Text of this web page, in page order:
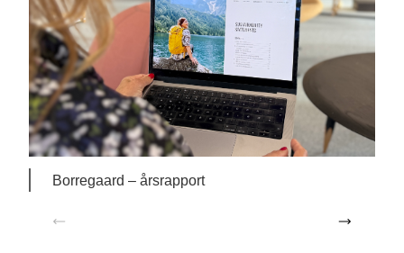
Borregaard – årsrapport